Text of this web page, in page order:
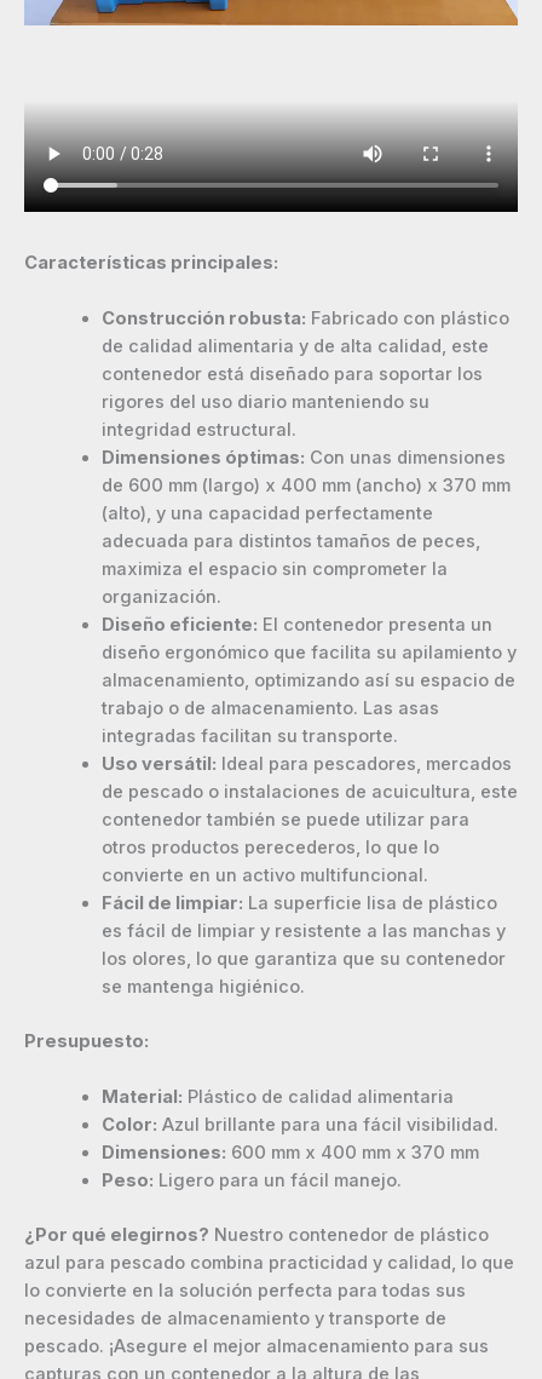
Características principales:
Construcción robusta: Fabricado con plástico
de calidad alimentaria y de alta calidad, este
contenedor está diseñado para soportar los
rigores del uso diario manteniendo su
integridad estructural.
Dimensiones óptimas: Con unas dimensiones
de 600 mm (largo) x 400 mm (ancho) x 370 mm
(alto), y una capacidad perfectamente
adecuada para distintos tamaños de peces,
maximiza el espacio sin comprometer la
organización.
Diseño eficiente: El contenedor presenta un
diseño ergonómico que facilita su apilamiento y
almacenamiento, optimizando así su espacio de
trabajo o de almacenamiento. Las asas
integradas facilitan su transporte.
Uso versátil: Ideal para pescadores, mercados
de pescado o instalaciones de acuicultura, este
contenedor también se puede utilizar para
otros productos perecederos, lo que lo
convierte en un activo multifuncional.
Fácil de limpiar: La superficie lisa de plástico
es fácil de limpiar y resistente a las manchas y
los olores, lo que garantiza que su contenedor
se mantenga higiénico.
Presupuesto:
Material: Plástico de calidad alimentaria
Color: Azul brillante para una fácil visibilidad.
Dimensiones: 600 mm x 400 mm x 370 mm
Peso: Ligero para un fácil manejo.
¿Por qué elegirnos? Nuestro contenedor de plástico
azul para pescado combina practicidad y calidad, lo que
lo convierte en la solución perfecta para todas sus
necesidades de almacenamiento y transporte de
pescado. ¡Asegure el mejor almacenamiento para sus
capturas con un contenedor a la altura de las